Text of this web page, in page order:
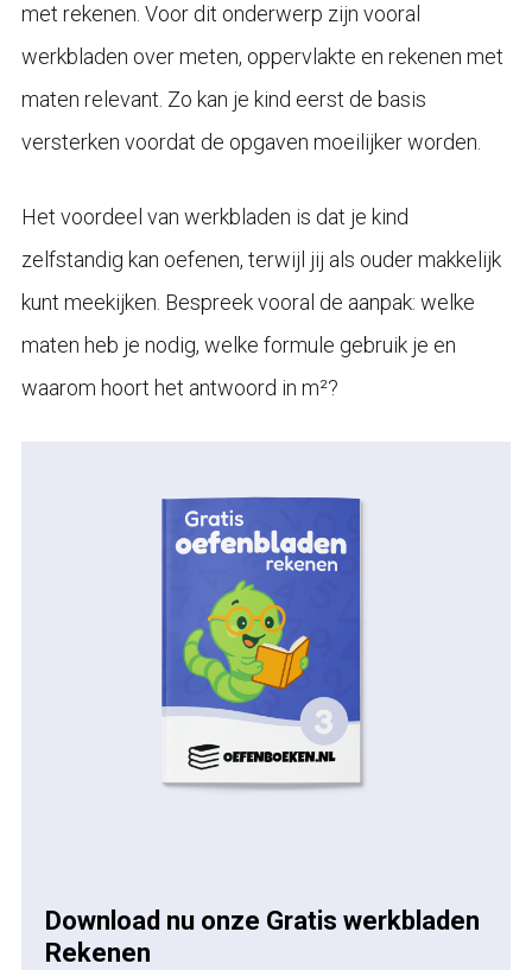
met rekenen. Voor dit onderwerp zijn vooral
werkbladen over meten, oppervlakte en rekenen met
maten relevant. Zo kan je kind eerst de basis
versterken voordat de opgaven moeilijker worden.
Het voordeel van werkbladen is dat je kind
zelfstandig kan oefenen, terwijl jij als ouder makkelijk
kunt meekijken. Bespreek vooral de aanpak: welke
maten heb je nodig, welke formule gebruik je en
waarom hoort het antwoord in m²?
Download nu onze Gratis werkbladen
Rekenen